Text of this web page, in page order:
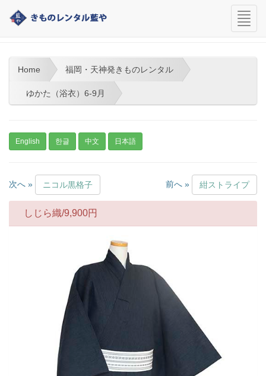
navi
福岡・天神発きものレンタル
Home 福岡・天神発きものレンタル
ゆかた（浴衣）6-9月
English 한글 中文 日本語
次へ » ニコル黒格子 前へ » 紺ストライプ
しじら織/9,900円